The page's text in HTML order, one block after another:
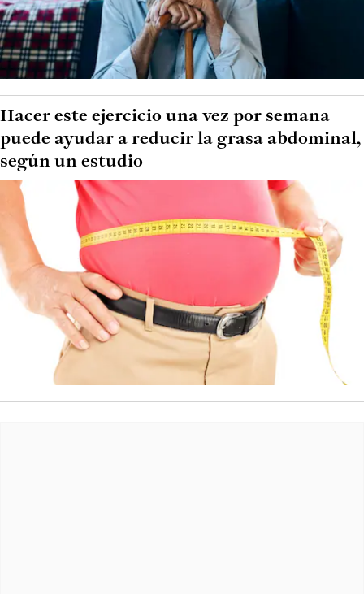
Hacer este ejercicio una vez por semana
puede ayudar a reducir la grasa abdominal,
según un estudio